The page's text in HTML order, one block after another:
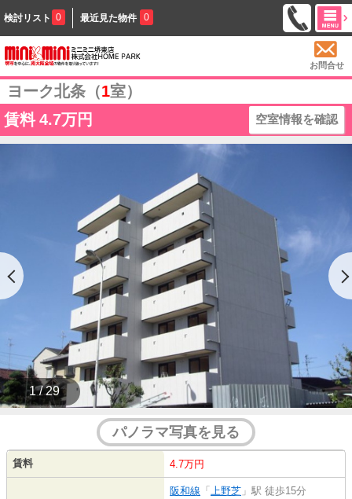
検討リスト 0 最近見た物件 0
お問合せ
ヨーク北条（1室）
賃料 4.7万円 空室情報を確認
1 / 29
パノラマ写真を見る
賃料 4.7万円
阪和線 「 上野芝 」駅 徒歩15分